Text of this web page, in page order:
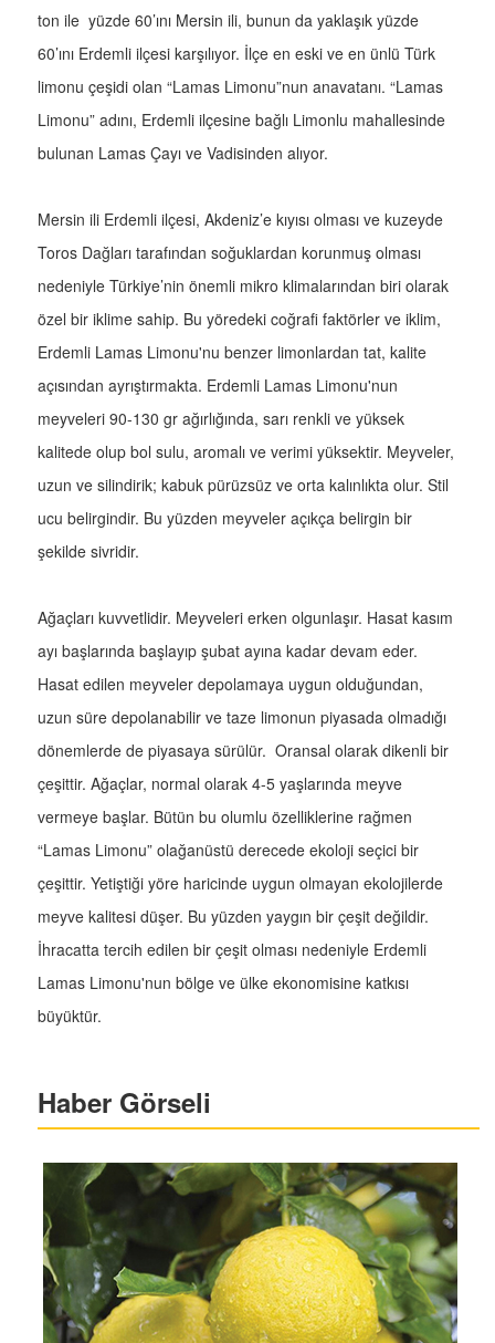
ton ile yüzde 60’ını Mersin ili, bunun da yaklaşık yüzde
60’ını Erdemli ilçesi karşılıyor. İlçe en eski ve en ünlü Türk
limonu çeşidi olan “Lamas Limonu”nun anavatanı. “Lamas
Limonu” adını, Erdemli ilçesine bağlı Limonlu mahallesinde
bulunan Lamas Çayı ve Vadisinden alıyor.
Mersin ili Erdemli ilçesi, Akdeniz’e kıyısı olması ve kuzeyde
Toros Dağları tarafından soğuklardan korunmuş olması
nedeniyle Türkiye’nin önemli mikro klimalarından biri olarak
özel bir iklime sahip. Bu yöredeki coğrafi faktörler ve iklim,
Erdemli Lamas Limonu'nu benzer limonlardan tat, kalite
açısından ayrıştırmakta. Erdemli Lamas Limonu'nun
meyveleri 90-130 gr ağırlığında, sarı renkli ve yüksek
kalitede olup bol sulu, aromalı ve verimi yüksektir. Meyveler,
uzun ve silindirik; kabuk pürüzsüz ve orta kalınlıkta olur. Stil
ucu belirgindir. Bu yüzden meyveler açıkça belirgin bir
şekilde sivridir.
Ağaçları kuvvetlidir. Meyveleri erken olgunlaşır. Hasat kasım
ayı başlarında başlayıp şubat ayına kadar devam eder.
Hasat edilen meyveler depolamaya uygun olduğundan,
uzun süre depolanabilir ve taze limonun piyasada olmadığı
dönemlerde de piyasaya sürülür. Oransal olarak dikenli bir
çeşittir. Ağaçlar, normal olarak 4-5 yaşlarında meyve
vermeye başlar. Bütün bu olumlu özelliklerine rağmen
“Lamas Limonu” olağanüstü derecede ekoloji seçici bir
çeşittir. Yetiştiği yöre haricinde uygun olmayan ekolojilerde
meyve kalitesi düşer. Bu yüzden yaygın bir çeşit değildir.
İhracatta tercih edilen bir çeşit olması nedeniyle Erdemli
Lamas Limonu'nun bölge ve ülke ekonomisine katkısı
büyüktür.
Haber Görseli